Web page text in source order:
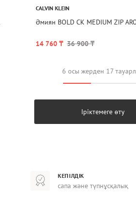
CALVIN KLEIN
Әмиян BOLD CK MEDIUM ZIP
14 760 ₸ 36 900 ₸
6 осы жерден 17
Іріктемеге өту
КЕПІЛДІК
сапа және түпнұсқалық